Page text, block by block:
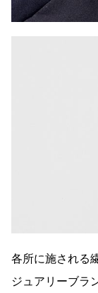
各所に施される
ジュアリーブラ